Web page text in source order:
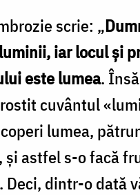
scrie: „
iar locul și
este lumea.
cuvântul
lumea,
astfel s-o facă
Deci, dintr-o dată